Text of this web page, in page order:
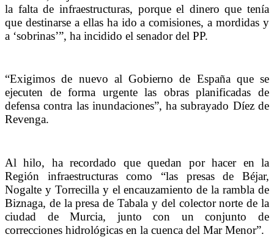
la falta de infraestructuras, porque el dinero que tenía
que destinarse a ellas ha ido a comisiones, a mordidas y
a ‘sobrinas’”, ha incidido el senador del PP.
“Exigimos de nuevo al Gobierno de España que se
ejecuten de forma urgente las obras planificadas de
defensa contra las inundaciones”, ha subrayado Díez de
Revenga.
Al hilo, ha recordado que quedan por hacer en la
Región infraestructuras como “las presas de Béjar,
Nogalte y Torrecilla y el encauzamiento de la rambla de
Biznaga, de la presa de Tabala y del colector norte de la
ciudad de Murcia, junto con un conjunto de
correcciones hidrológicas en la cuenca del Mar Menor”.